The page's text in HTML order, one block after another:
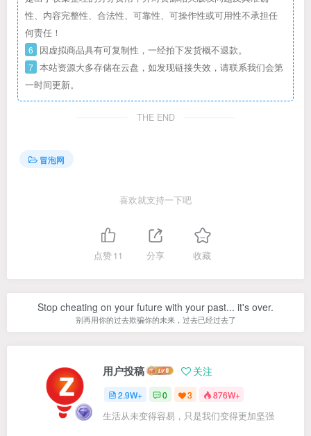
性、内容完整性、合法性、可靠性、可操作性或可用性不承担任
何责任！
6 因虚拟商品具有可复制性，一经拍下发货概不退款。
7 本站资源大多存储在云盘，如发现链接失效，请联系我们会第
一时间更新。
THE END
冒泡网
喜欢就支持一下吧
点赞11 分享 收藏
Stop cheating on your future with your past... it's over.
别再用你的过去欺骗你的未来，过去已经过去了
用户投稿 关注
2.9W+ 0 3 876W+
生活从未变得容易，只是我们变得更加坚强